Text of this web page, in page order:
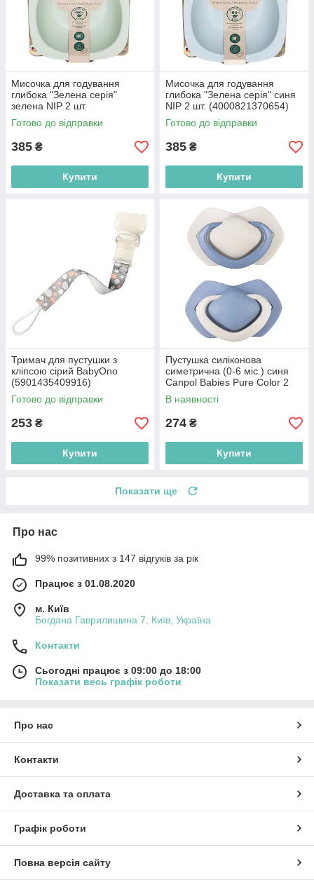
Мисочка для годування
глибока "Зелена серія"
зелена NIP 2 шт.
(4000821370654)
Готово до відправки
385 ₴
Купити
Мисочка для годування
глибока "Зелена серія" синя
NIP 2 шт. (4000821370654)
Готово до відправки
385 ₴
Купити
Тримач для пустушки з
кліпсою сірий BabyOno
(5901435409916)
Готово до відправки
253 ₴
Купити
Пустушка силіконова
симетрична (0-6 міс.) синя
Canpol Babies Pure Color 2
шт. (5903407992679)
В наявності
274 ₴
Купити
Показати ще
Про нас
99% позитивних з 147 відгуків за рік
Працює з 01.08.2020
м. Київ
Богдана Гаврилишина 7, Київ, Україна
Контакти
Сьогодні працює з 09:00 до 18:00
Показати весь графік роботи
Про нас
Контакти
Доставка та оплата
Графік роботи
Повна версія сайту